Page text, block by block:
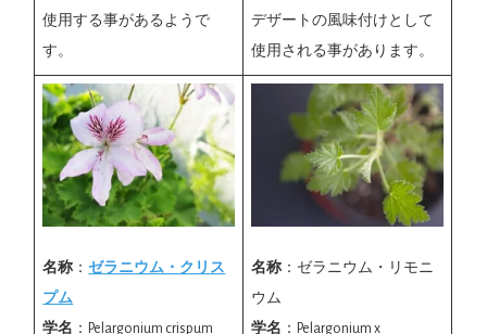
使用する事があるようで
す。
デザートの風味付けとして
使用される事があります。
名称 ：ゼラニウム・クリス
プム
学名 ：Pelargonium crispum
名称 ：ゼラニウム・リモニ
ウム
学名 ：Pelargonium x